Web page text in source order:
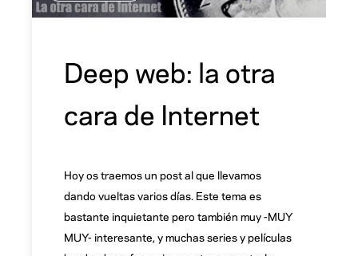
Deep web: la otra
cara de Internet
Hoy os traemos un post al que llevamos
dando vueltas varios días. Este tema es
bastante inquietante pero también muy -MUY
MUY- interesante, y muchas series y películas